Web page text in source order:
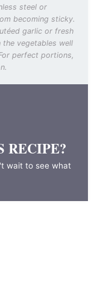
steel or
becoming sticky.
garlic or fresh
the vegetables well
perfect portions,
RECIPE?
wait to see what